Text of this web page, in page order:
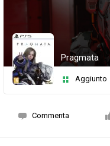
Pragmata
Aggiunto
Commenta